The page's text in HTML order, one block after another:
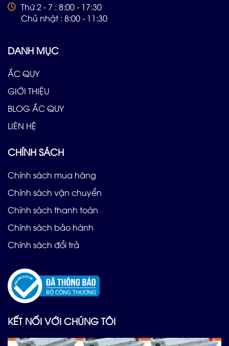
Thứ 2 - 7 : 8:00 - 17:30
Chủ nhật : 8:00 - 11:30
DANH MỤC
ẮC QUY
GIỚI THIỆU
BLOG ẮC QUY
LIÊN HỆ
CHÍNH SÁCH
Chính sách mua hàng
Chính sách vận chuyển
Chính sách thanh toán
Chính sách bảo hành
Chính sách đổi trả
KẾT NỐI VỚI CHÚNG TÔI